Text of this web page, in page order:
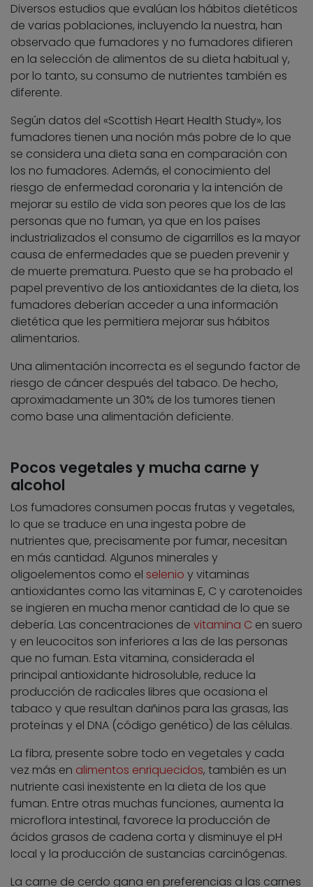
Diversos estudios que evalúan los hábitos dietéticos
de varias poblaciones, incluyendo la nuestra, han
observado que fumadores y no fumadores difieren
en la selección de alimentos de su dieta habitual y,
por lo tanto, su consumo de nutrientes también es
diferente.
Según datos del «Scottish Heart Health Study», los
fumadores tienen una noción más pobre de lo que
se considera una dieta sana en comparación con
los no fumadores. Además, el conocimiento del
riesgo de enfermedad coronaria y la intención de
mejorar su estilo de vida son peores que los de las
personas que no fuman, ya que en los países
industrializados el consumo de cigarrillos es la mayor
causa de enfermedades que se pueden prevenir y
de muerte prematura. Puesto que se ha probado el
papel preventivo de los antioxidantes de la dieta, los
fumadores deberían acceder a una información
dietética que les permitiera mejorar sus hábitos
alimentarios.
Una alimentación incorrecta es el segundo factor de
riesgo de cáncer después del tabaco. De hecho,
aproximadamente un 30% de los tumores tienen
como base una alimentación deficiente.
Pocos vegetales y mucha carne y
alcohol
Los fumadores consumen pocas frutas y vegetales,
lo que se traduce en una ingesta pobre de
nutrientes que, precisamente por fumar, necesitan
en más cantidad. Algunos minerales y
oligoelementos como el selenio y vitaminas
antioxidantes como las vitaminas E, C y carotenoides
se ingieren en mucha menor cantidad de lo que se
debería. Las concentraciones de vitamina C en suero
y en leucocitos son inferiores a las de las personas
que no fuman. Esta vitamina, considerada el
principal antioxidante hidrosoluble, reduce la
producción de radicales libres que ocasiona el
tabaco y que resultan dañinos para las grasas, las
proteínas y el DNA (código genético) de las células.
La fibra, presente sobre todo en vegetales y cada
vez más en alimentos enriquecidos, también es un
nutriente casi inexistente en la dieta de los que
fuman. Entre otras muchas funciones, aumenta la
microflora intestinal, favorece la producción de
ácidos grasos de cadena corta y disminuye el pH
local y la producción de sustancias carcinógenas.
La carne de cerdo gana en preferencias a las carnes